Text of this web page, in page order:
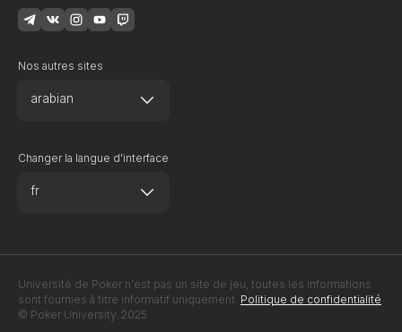
Nos autres sites
arabian
Changer la langue d'interface
fr
© Poker University. 2025
Université de Poker n'est pas un site de jeu, toutes les informations
sont fournies à titre informatif uniquement. Politique de confidentialité